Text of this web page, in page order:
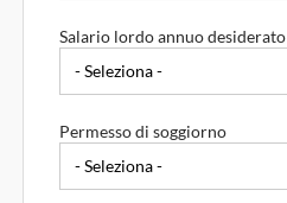
Salario lordo annuo desiderato
Permesso di soggiorno